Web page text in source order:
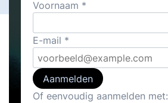
Voornaam
E-mail
Aanmelden
Of eenvoudig aanmelden met: